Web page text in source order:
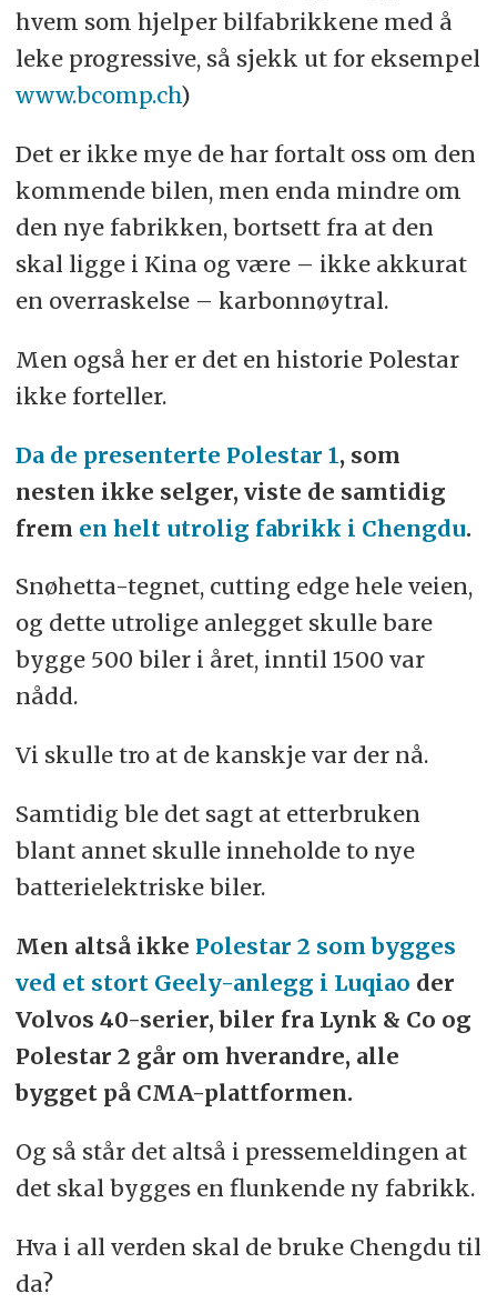
hvem som hjelper bilfabrikkene med å
leke progressive, så sjekk ut for eksempel
www.bcomp.ch)
Det er ikke mye de har fortalt oss om den
kommende bilen, men enda mindre om
den nye fabrikken, bortsett fra at den
skal ligge i Kina og være – ikke akkurat
en overraskelse – karbonnøytral.
Men også her er det en historie Polestar
ikke forteller.
Da de presenterte Polestar 1, som
nesten ikke selger, viste de samtidig
frem en helt utrolig fabrikk i Chengdu.
Snøhetta-tegnet, cutting edge hele veien,
og dette utrolige anlegget skulle bare
bygge 500 biler i året, inntil 1500 var
nådd.
Vi skulle tro at de kanskje var der nå.
Samtidig ble det sagt at etterbruken
blant annet skulle inneholde to nye
batterielektriske biler.
Men altså ikke Polestar 2 som bygges
ved et stort Geely-anlegg i Luqiao der
Volvos 40-serier, biler fra Lynk & Co og
Polestar 2 går om hverandre, alle
bygget på CMA-plattformen.
Og så står det altså i pressemeldingen at
det skal bygges en flunkende ny fabrikk.
Hva i all verden skal de bruke Chengdu til
da?